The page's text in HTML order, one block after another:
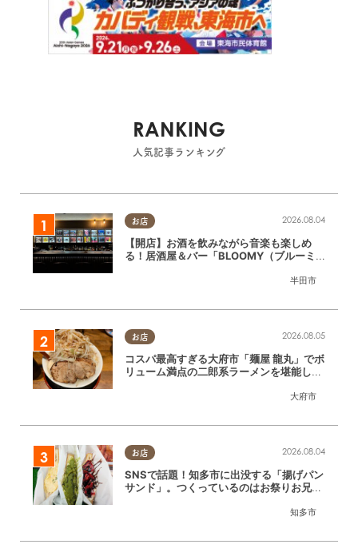
RANKING
人気記事ランキング
お店
半田市
2026.08.04
【開店】お酒を飲みながら音楽も楽しめ
る！居酒屋＆バー「BLOOMY（ブルーミ
お店
大府市
2026.08.05
コスパ最高すぎる大府市「麺屋 龍丸」でボ
リューム満点の二郎系ラーメンを堪能して
お店
知多市
2026.08.04
SNSで話題！知多市に出没する「揚げパン
サンド」。つくっているのはお祭りお兄さ